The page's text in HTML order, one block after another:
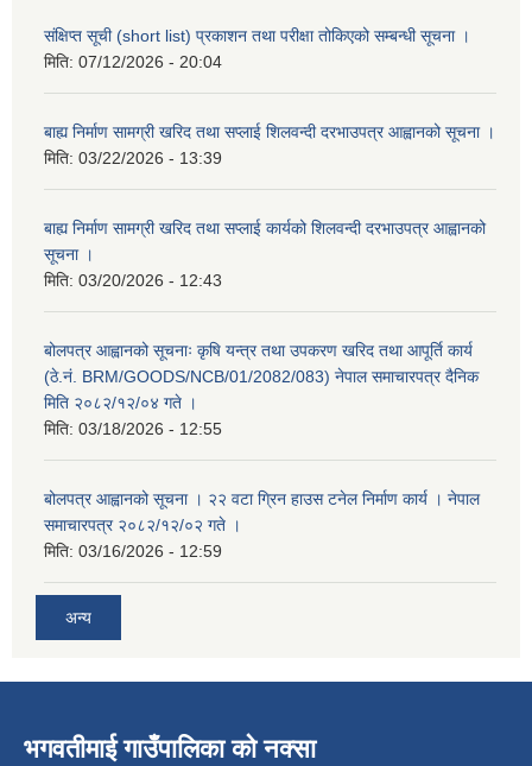
संक्षिप्त सूची (short list) प्रकाशन तथा परीक्षा तोकिएको सम्बन्धी सूचना ।
मिति: 07/12/2026 - 20:04
बाह्य निर्माण सामग्री खरिद तथा सप्लाई शिलवन्दी दरभाउपत्र आह्वानको सूचना ।
मिति: 03/22/2026 - 13:39
बाह्य निर्माण सामग्री खरिद तथा सप्लाई कार्यको शिलवन्दी दरभाउपत्र आह्वानको
सूचना ।
मिति: 03/20/2026 - 12:43
बोलपत्र आह्वानको सूचनाः कृषि यन्त्र तथा उपकरण खरिद तथा आपूर्ति कार्य
(ठे.नं. BRM/GOODS/NCB/01/2082/083) नेपाल समाचारपत्र दैनिक
मिति २०८२/१२/०४ गते ।
मिति: 03/18/2026 - 12:55
बोलपत्र आह्वानको सूचना । २२ वटा ग्रिन हाउस टनेल निर्माण कार्य । नेपाल
समाचारपत्र २०८२/१२/०२ गते ।
मिति: 03/16/2026 - 12:59
अन्य
भगवतीमाई गाउँपालिका को नक्सा